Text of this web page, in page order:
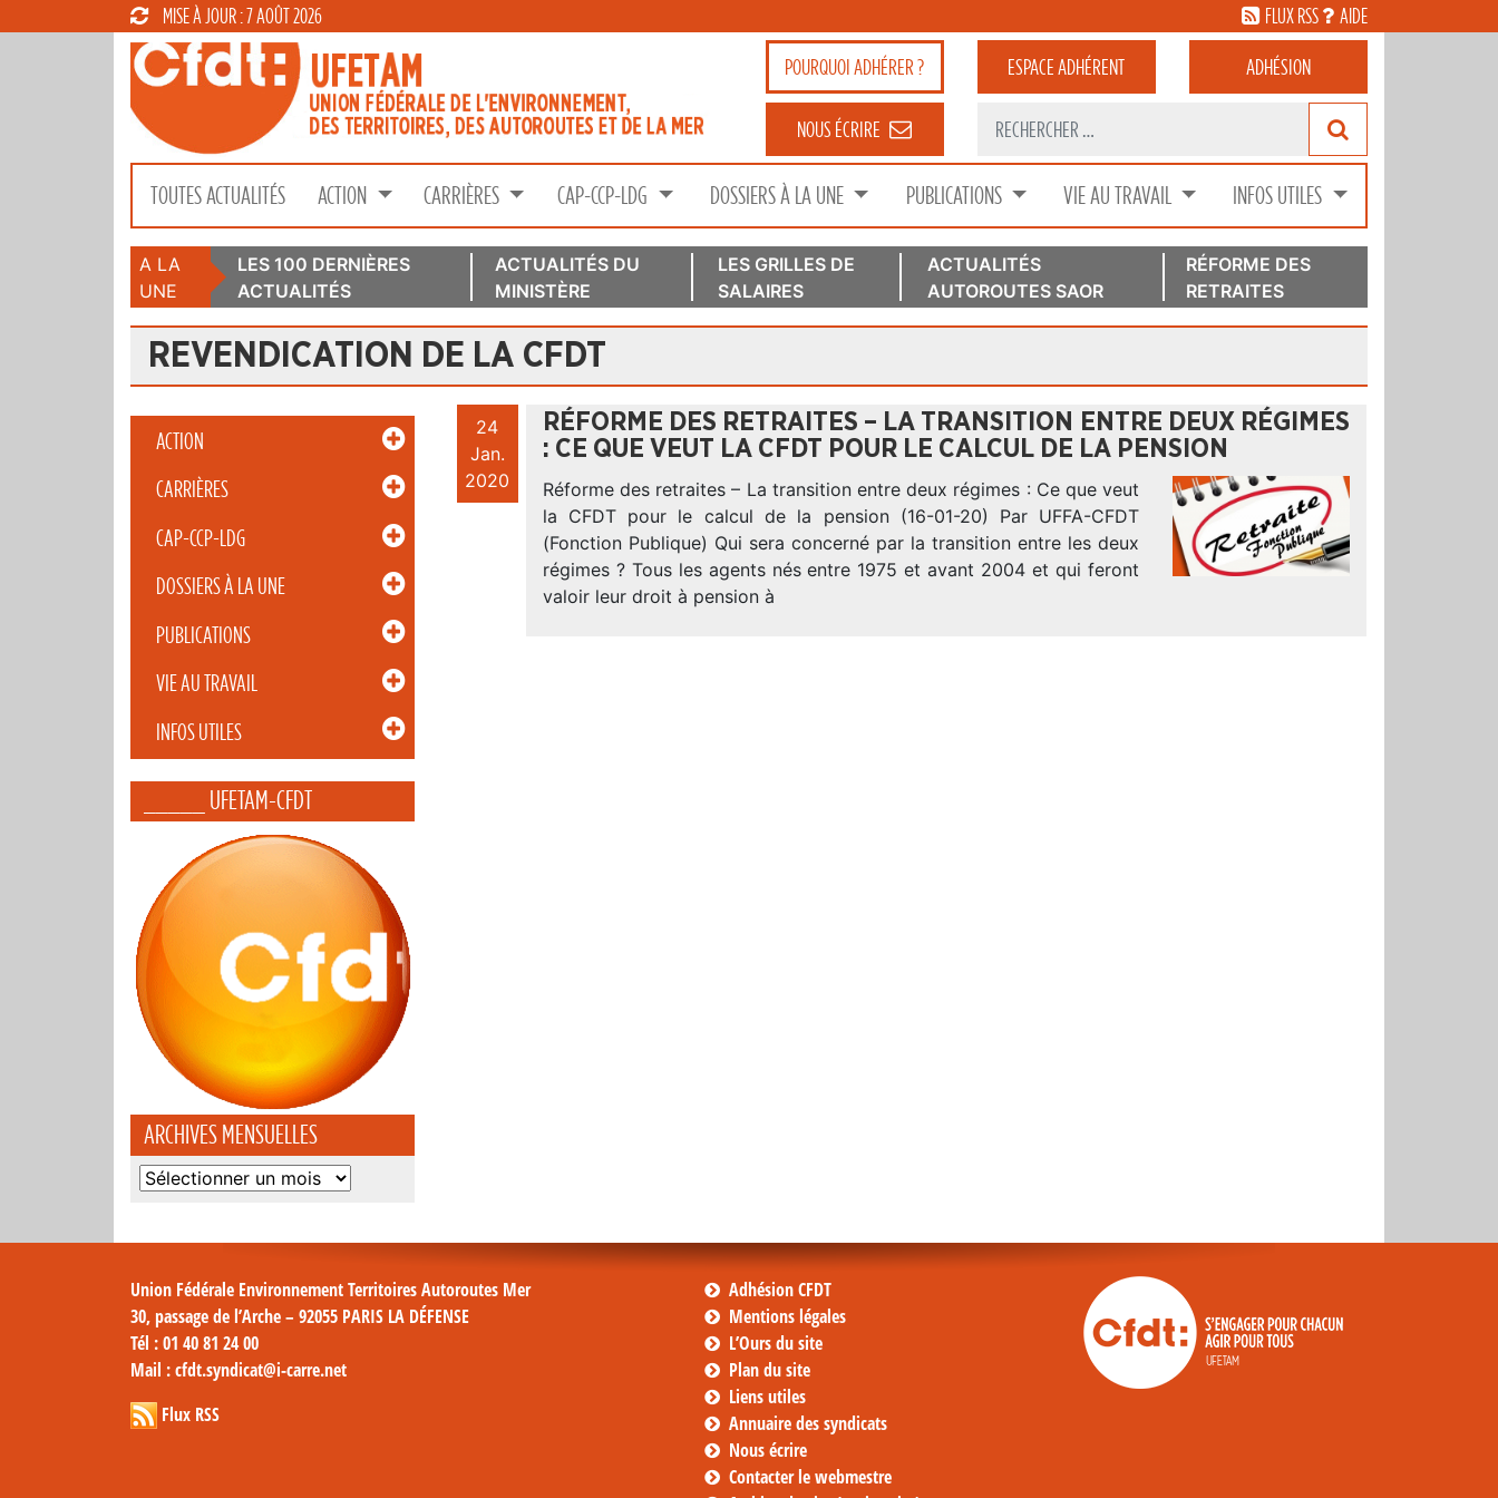
MISE À JOUR : 7 AOÛT 2026 FLUX RSS AIDE
POURQUOIADHÉRER ? ESPACEADHÉRENT ADHÉSION
NOUS ÉCRIRE
TOUTES ACTUALITÉS ACTION CARRIÈRES CAP-CCP-LDG DOSSIERS À LA UNE PUBLICATIONS VIE AU TRAVAIL INFOS UTILES
A LA
UNE
LES 100 DERNIÈRES
ACTUALITÉS
ACTUALITÉS DU
MINISTÈRE
LES GRILLES DE
SALAIRES
ACTUALITÉS
AUTOROUTES SAOR
RÉFORME DES
RETRAITES
REVENDICATION DE LA CFDT
ACTION
CARRIÈRES
CAP-CCP-LDG
DOSSIERS À LA UNE
PUBLICATIONS
VIE AU TRAVAIL
INFOS UTILES
_____ UFETAM-CFDT
ARCHIVES MENSUELLES
Archives
24
Jan.
2020
RÉFORME DES RETRAITES – LA TRANSITION ENTRE DEUX RÉGIMES
: CE QUE VEUT LA CFDT POUR LE CALCUL DE LA PENSION
Réforme des retraites – La transition entre deux régimes : Ce que veut
la CFDT pour le calcul de la pension (16-01-20) Par UFFA-CFDT
(Fonction Publique) Qui sera concerné par la transition entre les deux
régimes ? Tous les agents nés entre 1975 et avant 2004 et qui feront
valoir leur droit à pension à
Union Fédérale Environnement Territoires Autoroutes Mer
30, passage de l’Arche – 92055 PARIS LA DÉFENSE
Tél : 01 40 81 24 00
Mail : cfdt.syndicat@i-carre.net
Flux RSS
Adhésion CFDT
Mentions légales
L’Ours du site
Plan du site
Liens utiles
Annuaire des syndicats
Nous écrire
Contacter le webmestre